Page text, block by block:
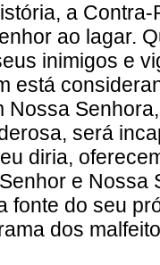
a
ao lagar.
inimigos e
está
Nossa
será
diria,
e Nossa
fonte do seu
dos